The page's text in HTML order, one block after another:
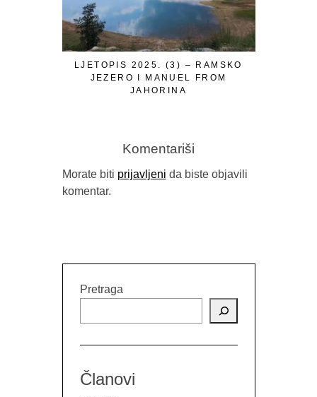
LJETOPIS 2025. (3) – RAMSKO
JEZERO I MANUEL FROM
JAHORINA
Komentariši
Morate biti prijavljeni da biste objavili
komentar.
Pretraga
Članovi